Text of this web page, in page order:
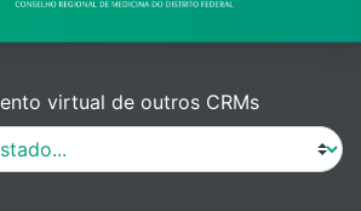
virtual de outros CRMs